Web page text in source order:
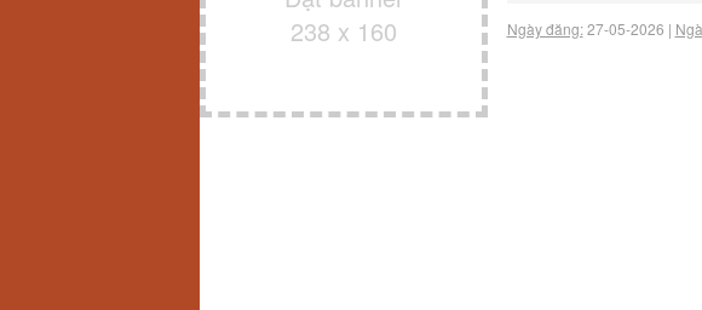
238 x 160
Ngày đăng:27-05-2026 |